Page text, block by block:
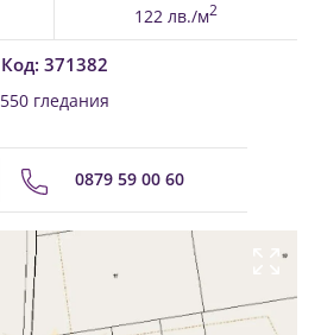
122 лв./м2
Код: 371382
550 гледания
0879 59 00 60